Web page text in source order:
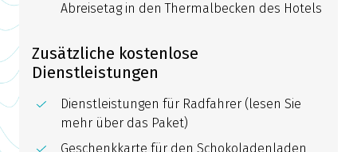
Abreisetag in den Thermalbecken des Hotels
Zusätzliche kostenlose
Dienstleistungen
Dienstleistungen für Radfahrer (lesen Sie
mehr über das Paket)
Geschenkkarte für den Schokoladenladen